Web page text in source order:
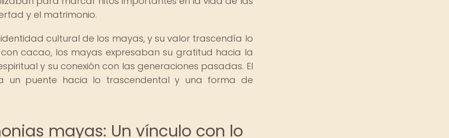
y el matrimonio.
cultural de los mayas, y su valor trascendía lo
cacao, los mayas expresaban su gratitud hacia la
y su conexión con las generaciones pasadas. El
un puente hacia lo trascendental y una forma de
mayas: Un vínculo con lo